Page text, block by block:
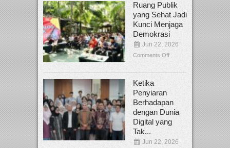
Ruang Publik
yang Sehat Jadi
Kunci Menjaga
Demokrasi
Jun 22, 2026
Comments Off
Ketika
Penyiaran
Berhadapan
dengan Dunia
Digital yang
Tak...
Jun 22, 2026